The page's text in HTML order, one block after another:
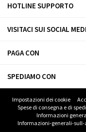
HOTLINE SUPPORTO
VISITACI SUI SOCIAL
PAGA CON
SPEDIAMO CON
Impostazioni dei cookie
Spese di consegna e di
Informazioni
Informazioni-generali-